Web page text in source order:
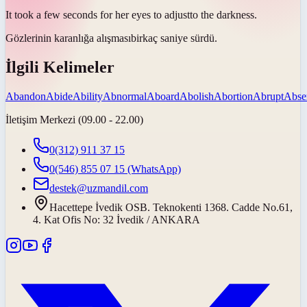
It took a few seconds for her eyes to adjustto the darkness.
Gözlerinin karanlığa alışmasıbirkaç saniye sürdü.
İlgili Kelimeler
AbandonAbideAbilityAbnormalAboardAbolishAbortionAbrupt
İletişim Merkezi (09.00 - 22.00)
0(312) 911 37 15
0(546) 855 07 15 (WhatsApp)
destek@uzmandil.com
Hacettepe İvedik OSB. Teknokenti 1368. Cadde No.61,
4. Kat Ofis No: 32 İvedik / ANKARA